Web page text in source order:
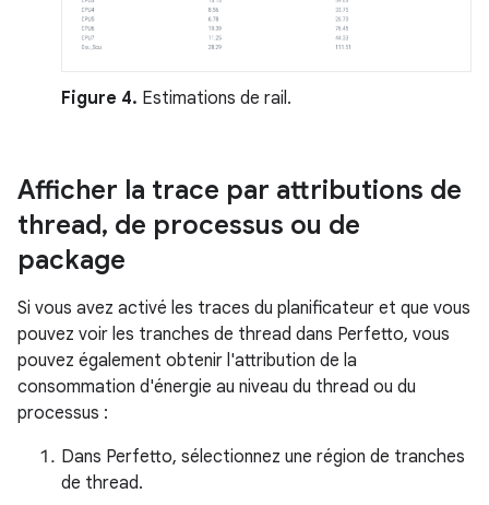
Figure 4. Estimations de rail.
Afficher la trace par attributions de
thread, de processus ou de
package
Si vous avez activé les traces du planificateur et que vous
pouvez voir les tranches de thread dans Perfetto, vous
pouvez également obtenir l'attribution de la
consommation d'énergie au niveau du thread ou du
processus :
Dans Perfetto, sélectionnez une région de tranches
de thread.